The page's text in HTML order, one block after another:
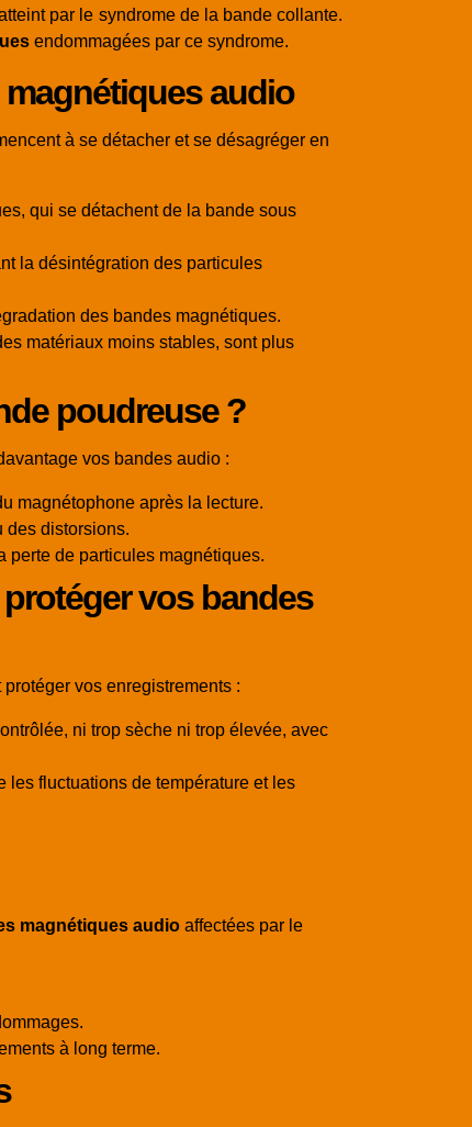
par le syndrome de la bande collante.
endommagées par ce syndrome.
audio
à se détacher et se désagréger en
qui se détachent de la bande sous
la désintégration des particules
des bandes magnétiques.
matériaux moins stables, sont plus
poudreuse ?
vos bandes audio :
magnétophone après la lecture.
des distorsions.
perte de particules magnétiques.
vos bandes
vos enregistrements :
ni trop sèche ni trop élevée, avec
les fluctuations de température et les
magnétiques audio affectées par le
à long terme.